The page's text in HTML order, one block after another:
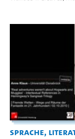
Sprache,